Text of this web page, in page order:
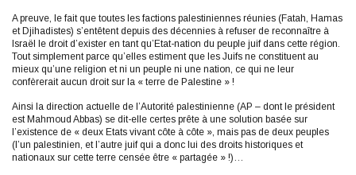
A preuve, le fait que toutes les factions palestiniennes réunies (Fatah, Hamas
et Djihadistes) s’entêtent depuis des décennies à refuser de reconnaître à
Israël le droit d’exister en tant qu’Etat-nation du peuple juif dans cette région.
Tout simplement parce qu’elles estiment que les Juifs ne constituent au
mieux qu’une religion et ni un peuple ni une nation, ce qui ne leur
confèrerait aucun droit sur la « terre de Palestine » !
Ainsi la direction actuelle de l’Autorité palestinienne (AP – dont le président
est Mahmoud Abbas) se dit-elle certes prête à une solution basée sur
l’existence de « deux Etats vivant côte à côte », mais pas de deux peuples
(l’un palestinien, et l’autre juif qui a donc lui des droits historiques et
nationaux sur cette terre censée être « partagée » !)…